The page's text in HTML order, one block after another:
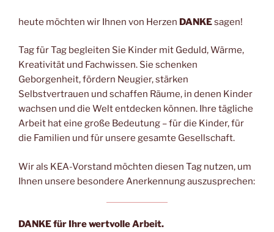
heute möchten wir Ihnen von Herzen DANKEsagen!
Tag für Tag begleiten Sie Kinder mit Geduld, Wärme,
Kreativität und Fachwissen. Sie schenken
Geborgenheit, fördern Neugier, stärken
Selbstvertrauen und schaffen Räume, in denen Kinder
wachsen und die Welt entdecken können. Ihre tägliche
Arbeit hat eine große Bedeutung – für die Kinder, für
die Familien und für unsere gesamte Gesellschaft.
Wir als KEA-Vorstand möchten diesen Tag nutzen, um
Ihnen unsere besondere Anerkennung auszusprechen:
DANKE für Ihre wertvolle Arbeit.